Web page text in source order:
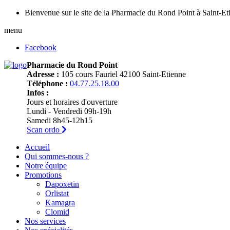
Bienvenue sur le site de la Pharmacie du Rond Point à Saint-
menu
Facebook
Pharmacie du Rond Point
Adresse : 105 cours Fauriel 42100 Saint-Etienne
Téléphone : 04.77.25.18.00
Infos :
Jours et horaires d'ouverture
Lundi - Vendredi 09h-19h
Samedi 8h45-12h15
Scan ordo
Accueil
Qui sommes-nous ?
Notre équipe
Promotions
Dapoxetin
Orlistat
Kamagra
Clomid
Nos services